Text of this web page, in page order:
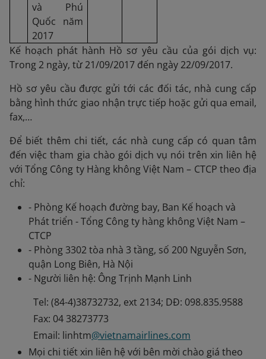
và Phú
Quốc năm
2017
Kế hoạch phát hành Hồ sơ yêu cầu của gói dịch vụ:
Trong 2 ngày, từ 21/09/2017 đến ngày 22/09/2017.
Hồ sơ yêu cầu được gửi tới các đối tác, nhà cung cấp
bằng hình thức giao nhận trực tiếp hoặc gửi qua email,
fax,…
Để biết thêm chi tiết, các nhà cung cấp có quan tâm
đến việc tham gia chào gói dịch vụ nói trên xin liên hệ
với Tổng Công ty Hàng không Việt Nam – CTCP theo địa
chỉ:
- Phòng Kế hoạch đường bay, Ban Kế hoạch và
Phát triển - Tổng Công ty hàng không Việt Nam –
CTCP
- Phòng 3302 tòa nhà 3 tầng, số 200 Nguyễn Sơn,
quận Long Biên, Hà Nội
- Người liên hệ: Ông Trịnh Mạnh Linh
Tel: (84-4)38732732, ext 2134; DĐ: 098.835.9588
Fax: 04 38273773
Email: linhtm@vietnamairlines.com
Mọi chi tiết xin liên hệ với bên mời chào giá theo